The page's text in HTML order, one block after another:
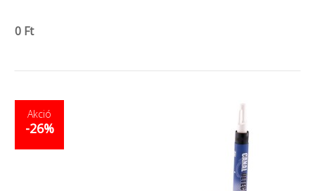
0 Ft
Akció
-26%